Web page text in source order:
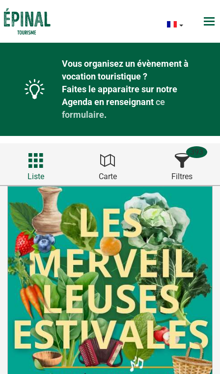
Vous organisez un évènement à
vocation touristique ?
Faites le apparaitre sur notre
Agenda en renseignantce
formulaire.
Liste Carte Filtres
393